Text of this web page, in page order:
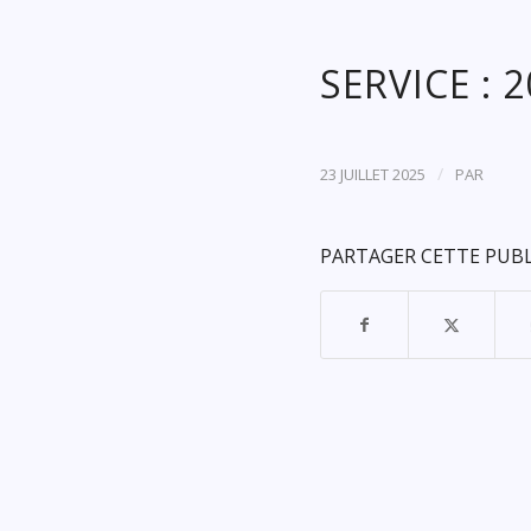
SERVICE :
23 JUILLET 2025 / PAR
PARTAGER CETTE